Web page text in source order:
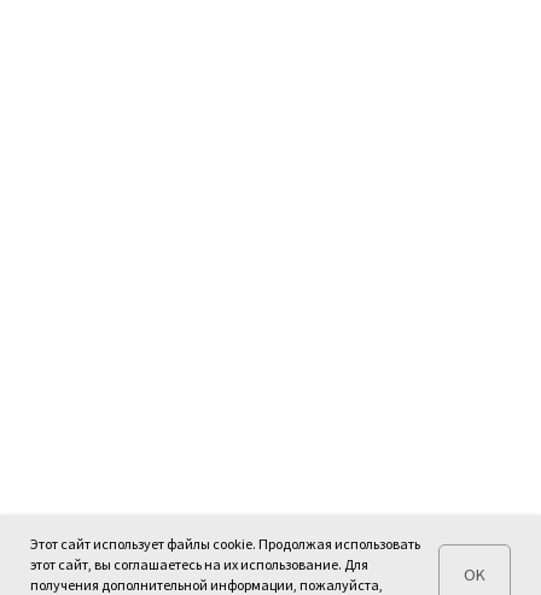
Этот сайт использует файлы cookie. Продолжая использовать
этот сайт, вы соглашаетесь на их использование. Для
получения дополнительной информации, пожалуйста,
OK